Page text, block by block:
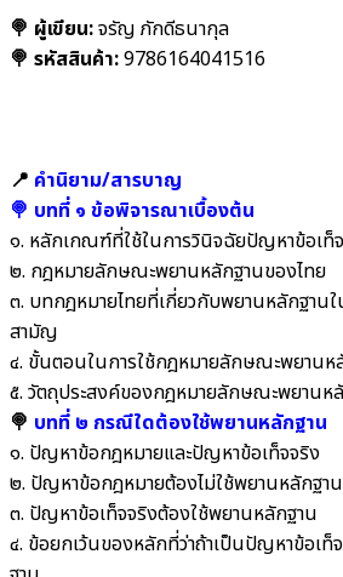
🍭 ผู้เขียน:จรัญ ภักดีธนากุล
🍭 รหัสสินค้า:9786164041516
📍 คำนิยาม/สารบาญ
🍭 บทที่ ๑ ข้อพิจารณาเบื้องต้น
๑. หลักเกณฑ์ที่ใช้ในการวินิจฉัยปัญหาข้อเท็
๒. กฎหมายลักษณะพยานหลักฐานของไทย
๓. บทกฎหมายไทยที่เกี่ยวกับพยานหลักฐาน
สามัญ
๔. ขั้นตอนในการใช้กฎหมายลักษณะพยานห
๕. วัตถุประสงค์ของกฎหมายลักษณะพยานห
🍭 บทที่ ๒ กรณีใดต้องใช้พยานหลักฐาน
๑. ปัญหาข้อกฎหมายและปัญหาข้อเท็จจริง
๒. ปัญหาข้อกฎหมายต้องไม่ใช้พยานหลักฐาน
๓. ปัญหาข้อเท็จจริงต้องใช้พยานหลักฐาน
๔. ข้อยกเว้นของหลักที่ว่าถ้าเป็นปัญหาข้อเท็